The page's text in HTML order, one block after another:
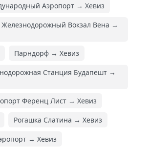
Аэропорт → Хевиз
Вокзал Вена →
Парндорф → Хевиз
Cтанция Будапешт →
Ференц Лист → Хевиз
Рогашка Слатина → Хевиз
→ Хевиз